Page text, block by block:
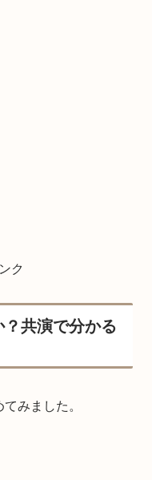
ク
共演で分かる
みました。